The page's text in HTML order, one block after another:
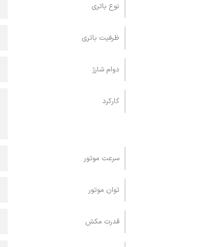
نوع باتری
ظرفیت باتری
دوام شارژ
کارکرد
سرعت موتور
توان موتور
قدرت مکش